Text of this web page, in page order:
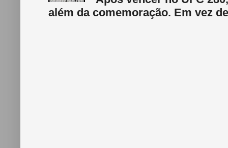
além da comemoração. Em vez